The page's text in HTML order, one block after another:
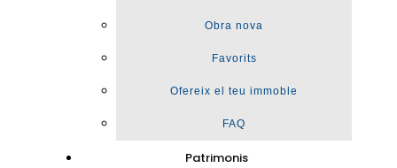
Obra nova
Favorits
Ofereix el teu immoble
FAQ
Patrimonis